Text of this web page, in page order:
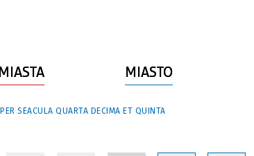
MIASTO
SEACULA QUARTA DECIMA ET QUINTA